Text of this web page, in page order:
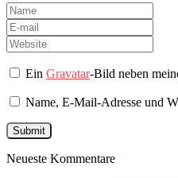
EinGravatar-Bild neben
Name, E-Mail-Adresse und
Neueste Kommentare